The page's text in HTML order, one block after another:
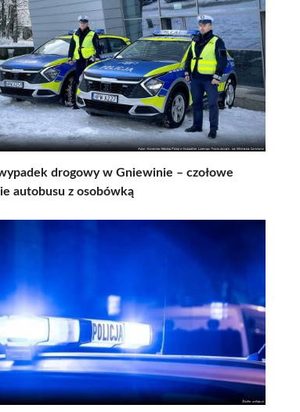
drogowy w Gniewinie – czołowe
autobusu z osobówką